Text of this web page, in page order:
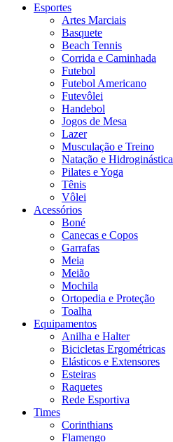
Esportes
Artes Marciais
Basquete
Beach Tennis
Corrida e Caminhada
Futebol
Futebol Americano
Futevôlei
Handebol
Jogos de Mesa
Lazer
Musculação e Treino
Natação e Hidroginástica
Pilates e Yoga
Tênis
Vôlei
Acessórios
Boné
Canecas e Copos
Garrafas
Meia
Meião
Mochila
Ortopedia e Proteção
Toalha
Equipamentos
Anilha e Halter
Bicicletas Ergométricas
Elásticos e Extensores
Esteiras
Raquetes
Rede Esportiva
Times
Corinthians
Flamengo